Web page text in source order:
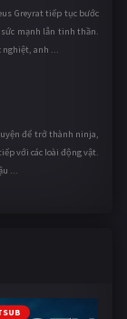
Greyrat tiếp tục bước
mạnh lẫn tinh thần.
nghiệt, anh ...
để trở thành ninja,
với các loài động vật.
...